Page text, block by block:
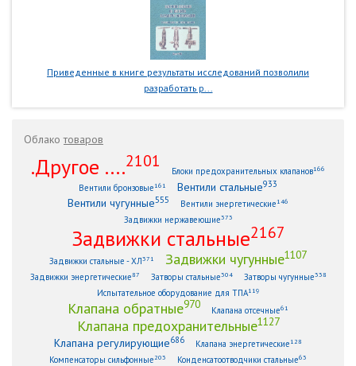
Приведенные в книге результаты исследований позволили
разработать р...
Облакотоваров
.Другое ....2101
Блоки предохранительных клапанов166
Вентили бронзовые161 Вентили стальные933
Вентили чугунные555 Вентили энергетические146
Задвижки нержавеющие373
Задвижки стальные2167
Задвижки стальные - ХЛ371 Задвижки чугунные1107
Задвижки энергетические87 Затворы стальные304 Затворы чугунные338
Испытательное оборудование для ТПА119
Клапана обратные970 Клапана отсечные61
Клапана предохранительные1127
Клапана регулирующие686 Клапана энергетические128
Компенсаторы сильфонные 203 Конденсатоотводчики стальные63